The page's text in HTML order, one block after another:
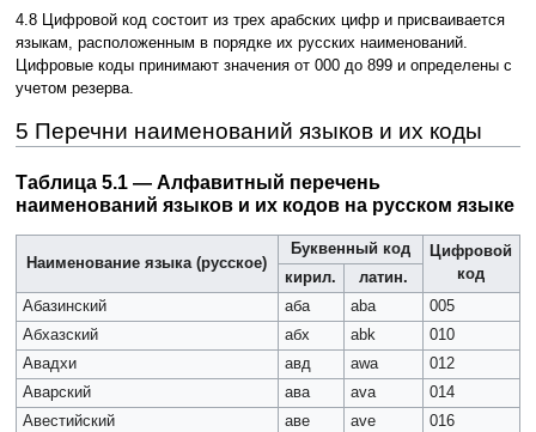
4.8 Цифровой код состоит из трех арабских цифр и присваивается
языкам, расположенным в порядке их русских наименований.
Цифровые коды принимают значения от 000 до 899 и определены с
учетом резерва.
5 Перечни наименований языков и их коды
Таблица 5.1 — Алфавитный перечень
наименований языков и их кодов на русском языке
Наименование языка (русское)
Буквенный код
Цифровой
код
кирил.
латин.
Абазинский
аба aba
005
Абхазский
абх abk
010
Авадхи
авд awa
012
Аварский
ава ava
014
Авестийский
аве ave
016